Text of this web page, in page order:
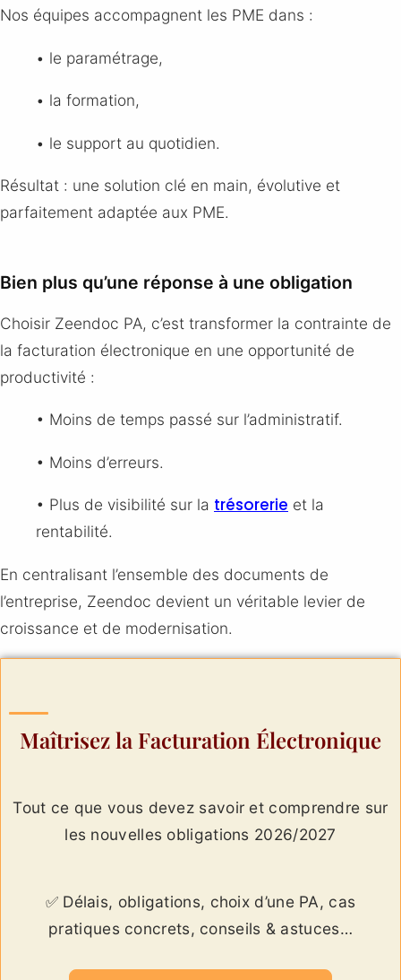
Nos équipes accompagnent les PME dans :
• le paramétrage,
• la formation,
• le support au quotidien.
Résultat : une solution clé en main, évolutive et
parfaitement adaptée aux PME.
Bien plus qu’une réponse à une obligation
Choisir Zeendoc PA, c’est transformer la contrainte de
la facturation électronique en une opportunité de
productivité :
• Moins de temps passé sur l’administratif.
• Moins d’erreurs.
• Plus de visibilité sur la trésorerie et la
rentabilité.
En centralisant l’ensemble des documents de
l’entreprise, Zeendoc devient un véritable levier de
croissance et de modernisation.
Maîtrisez la Facturation Électronique
Tout ce que vous devez savoir et comprendre sur
les nouvelles obligations 2026/2027
✅ Délais, obligations, choix d’une PA, cas
pratiques concrets, conseils & astuces…